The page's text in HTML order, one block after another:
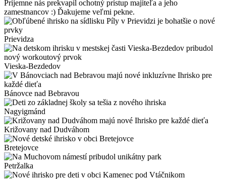
Príjemne nás prekvapil ochotný prístup majiteľa a jeho
zamestnancov :) Ďakujeme veľmi pekne.
Prievidza
Vieska-Bezdedov
Bánovce nad Bebravou
Nagyigmánd
Križovany nad Dudváhom
Bretejovce
Petržalka